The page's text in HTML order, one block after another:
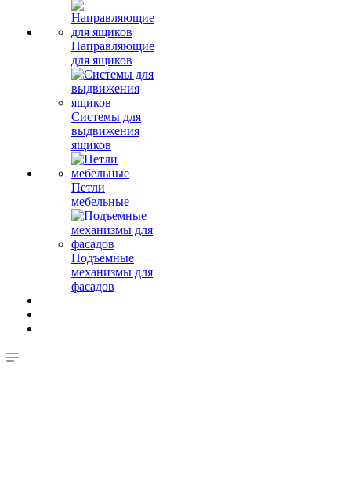
Направляющие
для ящиков
Системы для
выдвижения
ящиков
Петли
мебельные
Подъемные
механизмы для
фасадов